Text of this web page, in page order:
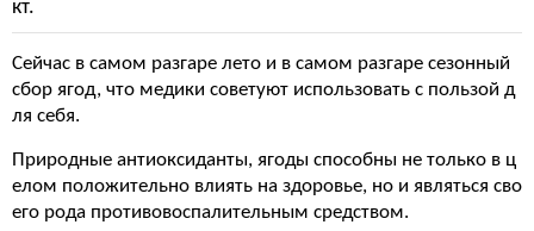
кт.
Сейчас в самом разгаре лето и в самом разгаре сезонный
сбор ягод, что медики советуют использовать с пользой д
ля себя.
Природные антиоксиданты, ягоды способны не только в ц
елом положительно влиять на здоровье, но и являться сво
его рода противовоспалительным средством.